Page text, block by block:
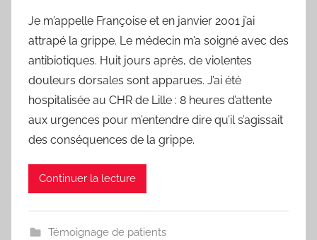
r
F
r
e
d
Je m’appelle Françoise et en janvier 2001 j’ai
attrapé la grippe. Le médecin m’a soigné avec des
antibiotiques. Huit jours après, de violentes
douleurs dorsales sont apparues. J’ai été
hospitalisée au CHR de Lille : 8 heures d’attente
aux urgences pour m’entendre dire qu’il s’agissait
des conséquences de la grippe.
Continuer la lecture
Témoignage de patients